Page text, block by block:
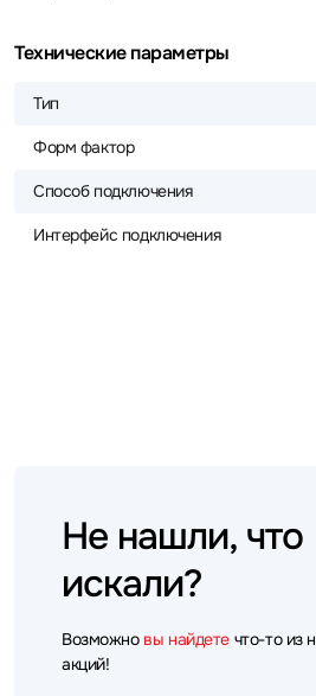
Технические параметры
Тип
Форм фактор
Способ подключения
Интерфейс подключения
Не нашли, что
искали?
Возможно вы найдете что-то из
акций!